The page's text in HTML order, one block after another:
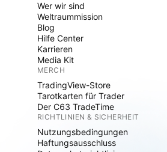
Wer wir sind
Weltraummission
Blog
Hilfe Center
Karrieren
Media Kit
MERCH
TradingView-Store
Tarotkarten für Trader
Der C63 TradeTime
RICHTLINIEN & SICHERHEIT
Nutzungsbedingungen
Haftungsausschluss